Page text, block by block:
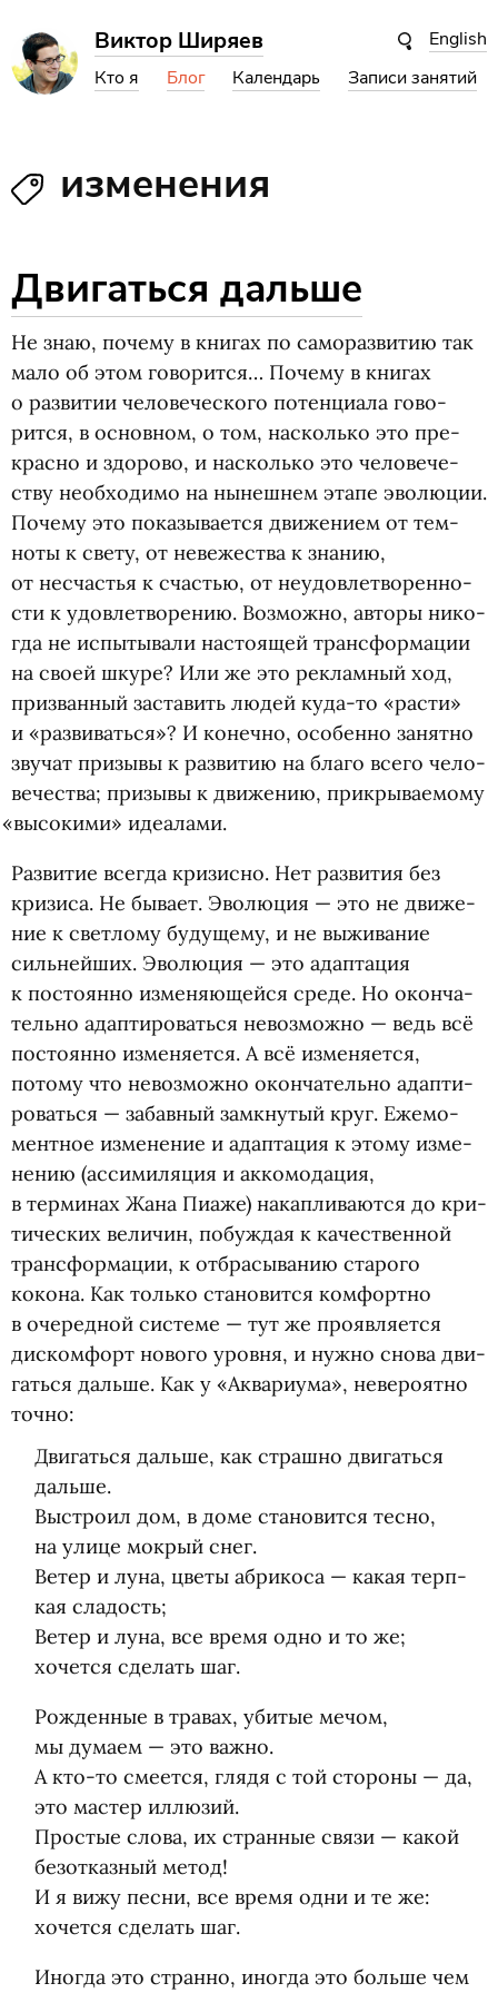
English
Виктор Ширяев
Кто я Блог Календарь Записи занятий
изменения
Двигаться дальше
Не знаю, почему в кни­гах по само­раз­ви­тию так
мало об этом гово­рится… Почему в кни­гах
о раз­ви­тии чело­ве­че­ского потен­ци­ала гово­
рится, в основ­ном, о том, насколько это пре­
красно и здо­рово, и насколько это чело­ве­че­
ству необ­хо­димо на нынеш­нем этапе эво­лю­ции.
Почему это пока­зы­ва­ется дви­же­нием от тем­
ноты к свету, от неве­же­ства к зна­нию,
от несчастья к сча­стью, от неудо­вле­тво­рен­но­
сти к удо­вле­тво­ре­нию. Воз­можно, авторы нико­
гда не испы­ты­вали насто­я­щей транс­фор­ма­ции
на своей шкуре? Или же это реклам­ный ход,
при­зван­ный заста­вить людей куда-то «расти»
и «раз­ви­ваться»? И конечно, осо­бенно занятно
зву­чат при­зывы к раз­ви­тию на благо всего чело­
ве­че­ства; при­зывы к дви­же­нию, прикрываемому
«высо­кими» идеалами.
Раз­ви­тие все­гда кри­зисно. Нет раз­ви­тия без
кри­зиса. Не бывает. Эво­лю­ция — это не дви­же­
ние к свет­лому буду­щему, и не выжи­ва­ние
силь­ней­ших. Эво­лю­ция — это адап­та­ция
к посто­янно изме­ня­ю­щейся среде. Но окон­ча­
тельно адап­ти­ро­ваться невоз­можно — ведь всё
посто­янно изме­ня­ется. А всё изме­ня­ется,
потому что невоз­можно окон­ча­тельно адап­ти­
ро­ваться — забав­ный замкну­тый круг. Еже­мо­
мент­ное изме­не­ние и адап­та­ция к этому изме­
не­нию (асси­ми­ля­ция и акко­мо­да­ция,
в терминах Жана Пиаже) накап­ли­ва­ются до кри­
ти­че­ских вели­чин, побуж­дая к каче­ствен­ной
транс­фор­ма­ции, к отбра­сы­ва­нию ста­рого
кокона. Как только ста­но­вится ком­фортно
в оче­ред­ной системе — тут же про­яв­ля­ется
дис­ком­форт нового уровня, и нужно снова дви­
гаться дальше. Как у «Аква­ри­ума», неве­ро­ятно
точно:
Дви­гаться дальше, как страшно дви­гаться
дальше.
Выстроил дом, в доме ста­но­вится тесно,
на улице мок­рый снег.
Ветер и луна, цветы абри­коса — какая терп­
кая сла­дость;
Ветер и луна, все время одно и то же;
хочется сде­лать шаг.
Рож­ден­ные в тра­вах, уби­тые мечом,
мы думаем — это важно.
А кто-то сме­ется, глядя с той сто­роны — да,
это мастер иллю­зий.
Про­стые слова, их стран­ные связи — какой
без­от­каз­ный метод!
И я вижу песни, все время одни и те же:
хочется сде­лать шаг.
Ино­гда это странно, ино­гда это больше чем